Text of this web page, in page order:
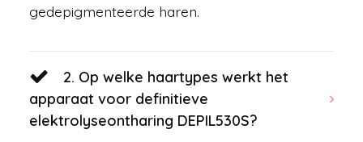
gedepigmenteerde haren.
2. Op welke haartypes werkt het
apparaat voor definitieve
elektrolyseontharing DEPIL530S?